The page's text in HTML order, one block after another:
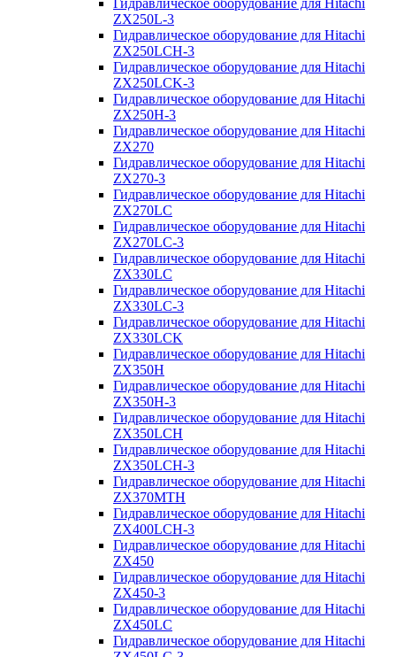
Гидравлическое оборудование для Hitachi
ZX250L-3
Гидравлическое оборудование для Hitachi
ZX250LCH-3
Гидравлическое оборудование для Hitachi
ZX250LCK-3
Гидравлическое оборудование для Hitachi
ZX250Н-3
Гидравлическое оборудование для Hitachi
ZX270
Гидравлическое оборудование для Hitachi
ZX270-3
Гидравлическое оборудование для Hitachi
ZX270LC
Гидравлическое оборудование для Hitachi
ZX270LC-3
Гидравлическое оборудование для Hitachi
ZX330LC
Гидравлическое оборудование для Hitachi
ZX330LC-3
Гидравлическое оборудование для Hitachi
ZX330LCK
Гидравлическое оборудование для Hitachi
ZX350H
Гидравлическое оборудование для Hitachi
ZX350H-3
Гидравлическое оборудование для Hitachi
ZX350LCH
Гидравлическое оборудование для Hitachi
ZX350LCH-3
Гидравлическое оборудование для Hitachi
ZX370MTH
Гидравлическое оборудование для Hitachi
ZX400LCH-3
Гидравлическое оборудование для Hitachi
ZX450
Гидравлическое оборудование для Hitachi
ZX450-3
Гидравлическое оборудование для Hitachi
ZX450LC
Гидравлическое оборудование для Hitachi